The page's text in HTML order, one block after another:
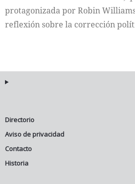
Cultura
protagonizada por Robin
reflexión sobre la corrección
Directorio
Aviso de privacidad
Contacto
Historia